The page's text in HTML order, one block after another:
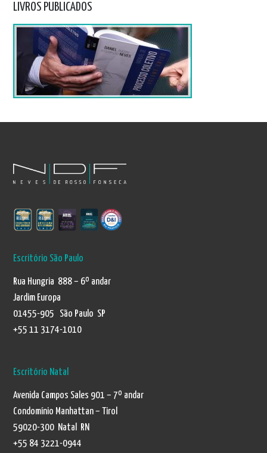
LIVROS PUBLICADOS
Escritório São Paulo
Rua Hungria 888 – 6º andar
Jardim Europa
01455-905 São Paulo SP
+55 11 3174-1010
Escritório Natal
Avenida Campos Sales 901 – 7º andar
Condomínio Manhattan – Tirol
59020-300 Natal RN
+55 84 3221-0944